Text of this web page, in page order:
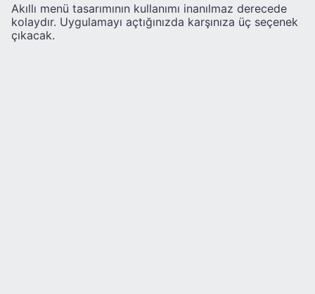
Akıllı menü tasarımının kullanımı inanılmaz derecede
kolaydır. Uygulamayı açtığınızda karşınıza üç seçenek
çıkacak.